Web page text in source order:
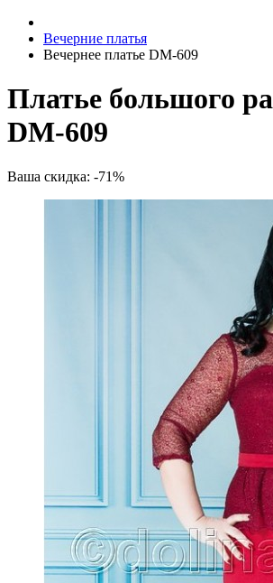
Вечерние платья
Вечернее платье DM-609
Платье большого
DM-609
Ваша скидка: -71%